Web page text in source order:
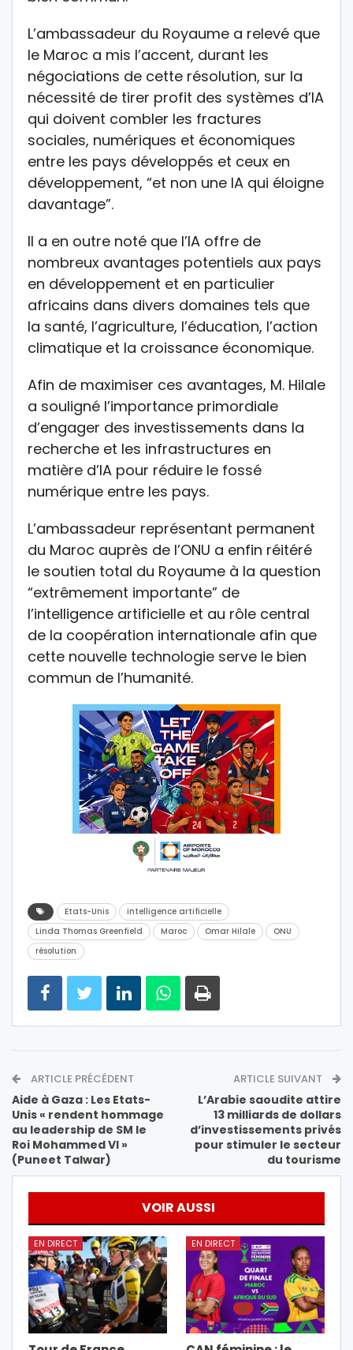
L’ambassadeur du Royaume a relevé que
le Maroc a mis l’accent, durant les
négociations de cette résolution, sur la
nécessité de tirer profit des systèmes d’IA
qui doivent combler les fractures
sociales, numériques et économiques
entre les pays développés et ceux en
développement, “et non une IA qui éloigne
davantage”.
Il a en outre noté que l’IA offre de
nombreux avantages potentiels aux pays
en développement et en particulier
africains dans divers domaines tels que
la santé, l’agriculture, l’éducation, l’action
climatique et la croissance économique.
Afin de maximiser ces avantages, M. Hilale
a souligné l’importance primordiale
d’engager des investissements dans la
recherche et les infrastructures en
matière d’IA pour réduire le fossé
numérique entre les pays.
L’ambassadeur représentant permanent
du Maroc auprès de l’ONU a enfin réitéré
le soutien total du Royaume à la question
“extrêmement importante” de
l’intelligence artificielle et au rôle central
de la coopération internationale afin que
cette nouvelle technologie serve le bien
commun de l’humanité.
Etats-Unis
intelligence artificielle
Linda Thomas Greenfield
Maroc Omar Hilale
ONU
résolution
ARTICLE PRÉCÉDENT
Aide à Gaza : Les Etats-
Unis « rendent hommage
au leadership de SM le
Roi Mohammed VI »
(Puneet Talwar)
ARTICLE SUIVANT
L’Arabie saoudite attire
13 milliards de dollars
d’investissements privés
pour stimuler le secteur
du tourisme
VOIR AUSSI
EN DIRECT EN DIRECT